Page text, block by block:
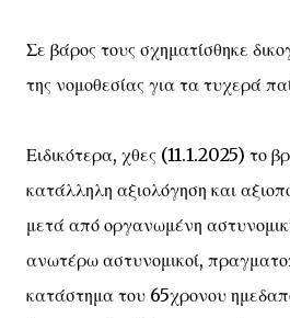
Σε βάρος τους σχηματίσθηκε
της νομοθεσίας για τα τυχερά
Ειδικότερα, χθες (11.1.2025) το
κατάλληλη αξιολόγηση και
μετά από οργανωμένη
ανωτέρω αστυνομικοί,
κατάστημα του 65χρονου